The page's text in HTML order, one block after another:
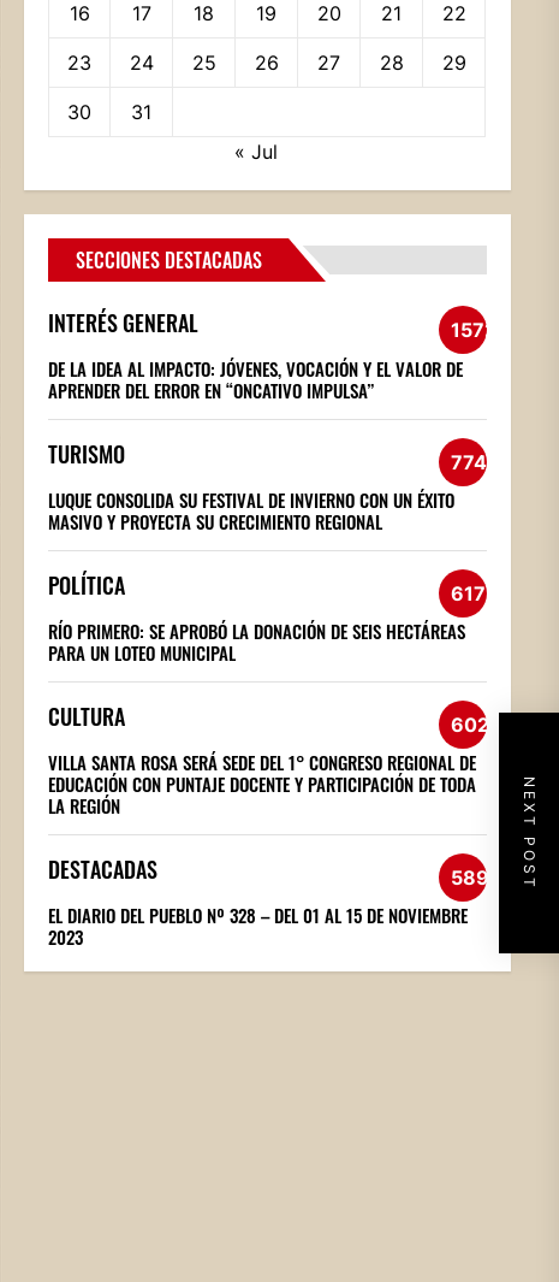
NEXT POST
16 17 18 19 20 21 22
23 24 25 26 27 28 29
30
31
« Jul
SECCIONES DESTACADAS
INTERÉS GENERAL 1572
DE LA IDEA AL IMPACTO: JÓVENES, VOCACIÓN Y EL VALOR DE
APRENDER DEL ERROR EN “ONCATIVO IMPULSA”
TURISMO 774
LUQUE CONSOLIDA SU FESTIVAL DE INVIERNO CON UN ÉXITO
MASIVO Y PROYECTA SU CRECIMIENTO REGIONAL
POLÍTICA 617
RÍO PRIMERO: SE APROBÓ LA DONACIÓN DE SEIS HECTÁREAS
PARA UN LOTEO MUNICIPAL
CULTURA 602
VILLA SANTA ROSA SERÁ SEDE DEL 1° CONGRESO REGIONAL DE
EDUCACIÓN CON PUNTAJE DOCENTE Y PARTICIPACIÓN DE TODA
LA REGIÓN
DESTACADAS 589
EL DIARIO DEL PUEBLO Nº 328 – DEL 01 AL 15 DE NOVIEMBRE
2023